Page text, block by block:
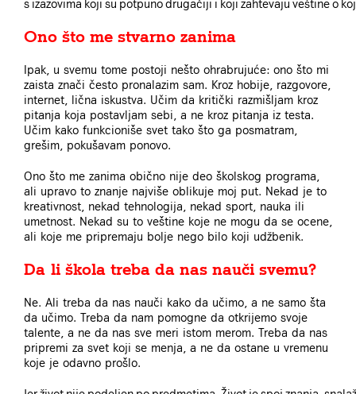
s izazovima koji su potpuno drugačiji i koji zahtevaju veštine o
Ono što me stvarno zanima
Ipak, u svemu tome postoji nešto ohrabrujuće: ono što mi
zaista znači često pronalazim sam. Kroz hobije, razgovore,
internet, lična iskustva. Učim da kritički razmišljam kroz
pitanja koja postavljam sebi, a ne kroz pitanja iz testa.
Učim kako funkcioniše svet tako što ga posmatram,
grešim, pokušavam ponovo.
Ono što me zanima obično nije deo školskog programa,
ali upravo to znanje najviše oblikuje moj put. Nekad je to
kreativnost, nekad tehnologija, nekad sport, nauka ili
umetnost. Nekad su to veštine koje ne mogu da se ocene,
ali koje me pripremaju bolje nego bilo koji udžbenik.
Da li škola treba da nas nauči svemu?
Ne. Ali treba da nas nauči kako da učimo, a ne samo šta
da učimo. Treba da nam pomogne da otkrijemo svoje
talente, a ne da nas sve meri istom merom. Treba da nas
pripremi za svet koji se menja, a ne da ostane u vremenu
koje je odavno prošlo.